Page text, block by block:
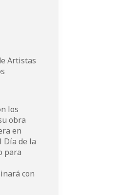
Artistas
los
obra
en
Día de la
para
con